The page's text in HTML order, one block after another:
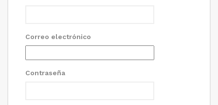
Correo electrónico
Contraseña